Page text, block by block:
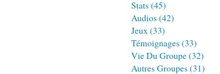
Stats (45)
Audios (42)
Jeux(33)
Témoignages (33)
Vie Du Groupe(32)
Autres Groupes (31)